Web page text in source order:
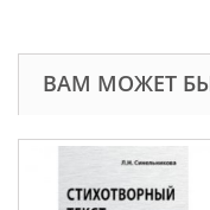
ВАМ МОЖЕТ